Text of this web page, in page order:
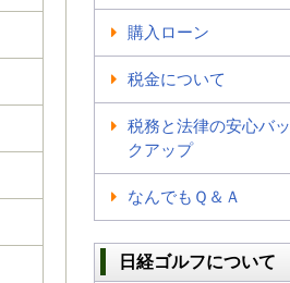
購入ローン
税金について
税務と法律の安心バッ
クアップ
なんでもＱ＆Ａ
日経ゴルフについて